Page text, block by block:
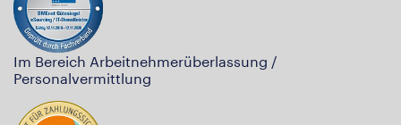
Im Bereich Arbeitnehmerüberlassung /
Personalvermittlung